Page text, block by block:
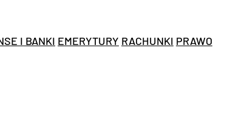
I BANKI EMERYTURY RACHUNKI PRAWO